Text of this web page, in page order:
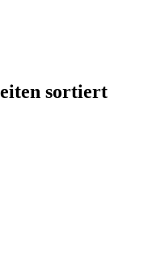
sortiert